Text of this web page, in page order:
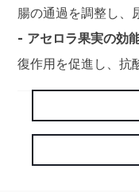
腸の通過を調整し、
- アセロラ果実の効
復作用を促進し、抗